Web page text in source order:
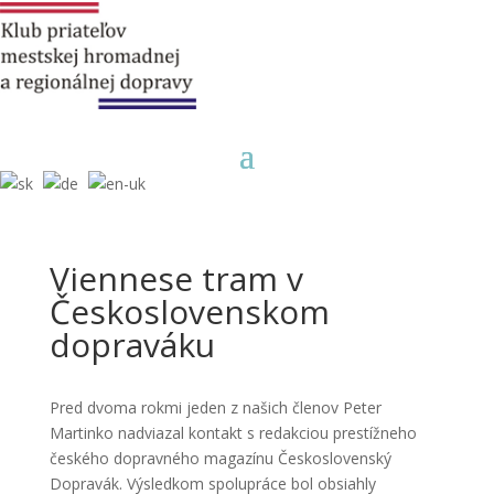
Viennese tram v
Československom
dopraváku
Pred dvoma rokmi jeden z našich členov Peter
Martinko nadviazal kontakt s redakciou prestížneho
českého dopravného magazínu Československý
Dopravák. Výsledkom spolupráce bol obsiahly